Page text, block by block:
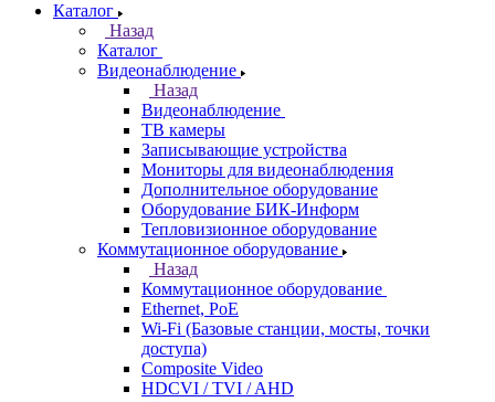
Каталог
Назад
Каталог
Видеонаблюдение
Назад
Видеонаблюдение
ТВ камеры
Записывающие устройства
Мониторы для видеонаблюдения
Дополнительное оборудование
Оборудование БИК-Информ
Тепловизионное оборудование
Коммутационное оборудование
Назад
Коммутационное оборудование
Ethernet, PoE
Wi-Fi (Базовые станции, мосты, точки
доступа)
Composite Video
HDCVI / TVI / AHD